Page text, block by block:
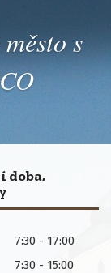
město s
doba,
7:30 - 17:00
7:30 - 15:00